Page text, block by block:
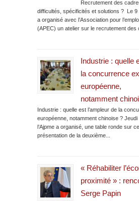
Recrutement des
difficultés, spécificités et solutions ? Le 9
a organisé avec l’Association pour
(APEC) un atelier sur le recrutement des
Industrie : quelle
la concurrence
européenne,
notamment
Industrie : quelle est l’ampleur de la
européenne, notamment chinoise ? Jeudi
l’Ajpme a organisé, une table ronde sur
présentation de la deuxième...
« Réhabiliter
proximité » :
Serge Papin